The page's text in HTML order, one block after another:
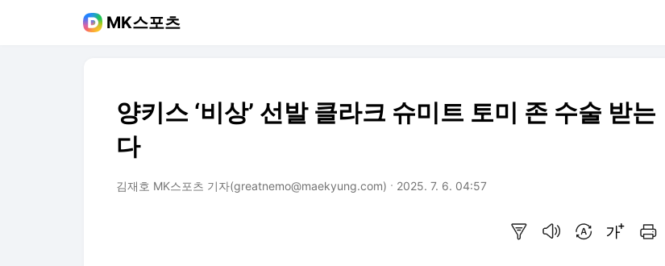
MK스포츠
양키스 ‘비상’ 선발 클라크 슈미트 토미 존 수술 받는
다
김재호 MK스포츠 기자(greatnemo@maekyung.com) 2025. 7. 6. 04:57